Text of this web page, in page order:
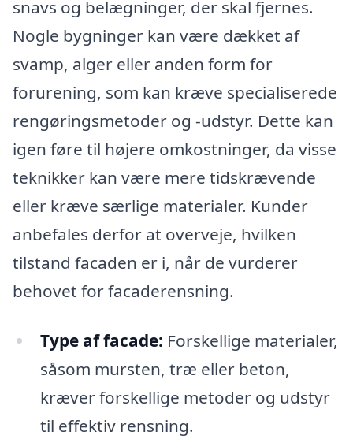
snavs og belægninger, der skal fjernes.
Nogle bygninger kan være dækket af
svamp, alger eller anden form for
forurening, som kan kræve specialiserede
rengøringsmetoder og -udstyr. Dette kan
igen føre til højere omkostninger, da visse
teknikker kan være mere tidskrævende
eller kræve særlige materialer. Kunder
anbefales derfor at overveje, hvilken
tilstand facaden er i, når de vurderer
behovet for facaderensning.
Type af facade: Forskellige materialer,
såsom mursten, træ eller beton,
kræver forskellige metoder og udstyr
til effektiv rensning.